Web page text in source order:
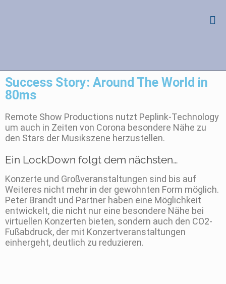
Success Story: Around The World in
80ms
Remote Show Productions nutzt Peplink-Technology
um auch in Zeiten von Corona besondere Nähe zu
den Stars der Musikszene herzustellen.
Ein LockDown folgt dem nächsten…
Konzerte und Großveranstaltungen sind bis auf
Weiteres nicht mehr in der gewohnten Form möglich.
Peter Brandt und Partner haben eine Möglichkeit
entwickelt, die nicht nur eine besondere Nähe bei
virtuellen Konzerten bieten, sondern auch den CO2-
Fußabdruck, der mit Konzertveranstaltungen
einhergeht, deutlich zu reduzieren.